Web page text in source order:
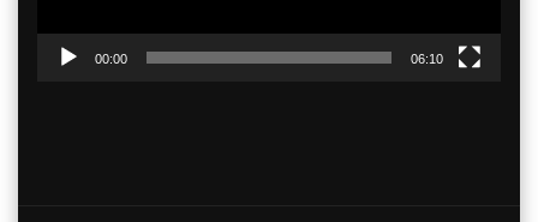
00:00 06:10